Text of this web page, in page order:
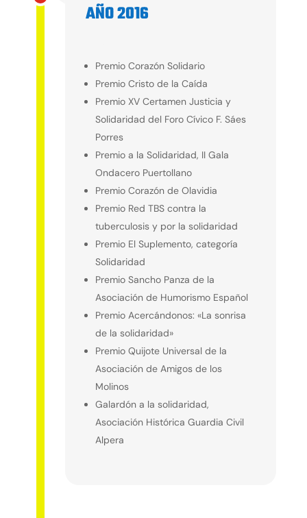
AÑO 2016
Premio Corazón Solidario
Premio Cristo de la Caída
Premio XV Certamen Justicia y
Solidaridad del Foro Cívico F. Sáes
Porres
Premio a la Solidaridad, II Gala
Ondacero Puertollano
Premio Corazón de Olavidia
Premio Red TBS contra la
tuberculosis y por la solidaridad
Premio El Suplemento, categoría
Solidaridad
Premio Sancho Panza de la
Asociación de Humorismo Español
Premio Acercándonos: «La sonrisa
de la solidaridad»
Premio Quijote Universal de la
Asociación de Amigos de los
Molinos
Galardón a la solidaridad,
Asociación Histórica Guardia Civil
Alpera